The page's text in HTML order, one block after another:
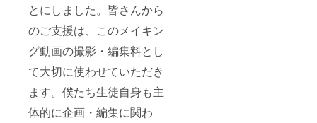
とにしました。皆さんから
のご支援は、このメイキン
グ動画の撮影・編集料とし
て大切に使わせていただき
ます。僕たち生徒自身も主
体的に企画・編集に関わ